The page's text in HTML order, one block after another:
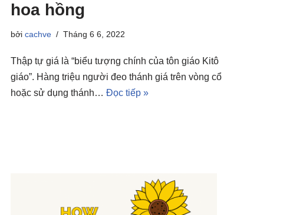
hoa hồng
bởi cachve Tháng 6 6, 2022
Thập tự giá là “biểu tượng chính của tôn giáo Kitô
giáo”. Hàng triệu người đeo thánh giá trên vòng cổ
hoặc sử dụng thánh… Đọc tiếp »